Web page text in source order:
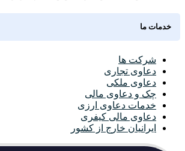
خدمات ما
شرکت ها
دعاوی تجاری
دعاوی ملکی
چک و دعاوی مالی
خدمات دعاوی ارزی
دعاوی مالی کیفری
ایرانیان خارج از کشور